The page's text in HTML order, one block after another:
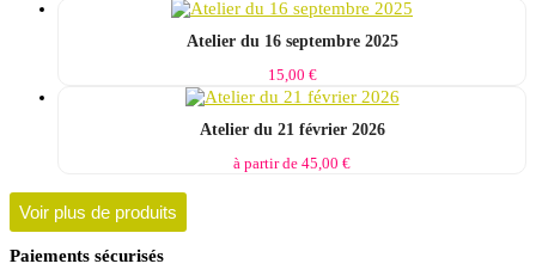
Atelier du 16 septembre 2025
15,00 €
Atelier du 21 février 2026
à partir de 45,00 €
Voir plus de produits
Paiements sécurisés